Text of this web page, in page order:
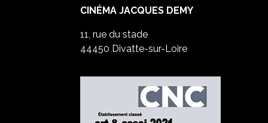
CINÉMA JACQUES DEMY
11, rue du stade
44450 Divatte-sur-Loire